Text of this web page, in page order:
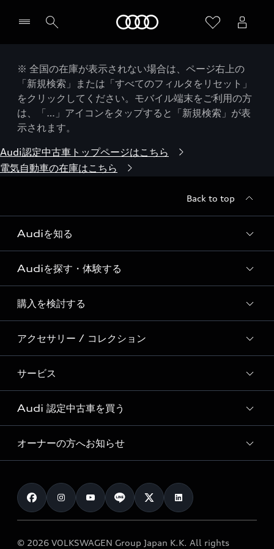
※ 全国の在庫が表示されない場合は、ページ右上の
「新規検索」または「すべてのフィルタをリセット」
をクリックしてください。モバイル端末をご利用の方
は、「…」アイコンをタップすると「新規検索」が表
示されます。
Audi認定中古車トップページはこちら
電気自動車の在庫はこちら
Back to top
Audiを知る
Audi ブランド
Story of Progress
Audi Sport
Formula 1®
デジタルサービス
Audiを探す・体験する
ディーラー検索
新車在庫検索
試乗車・展示車検索
見積り依頼
試乗予約
購入を検討する
モデル一覧
特別仕様モデル / 限定モデル
e-tronラインアップ
価格シミュレーション
車両比較
カタログ一覧
アクセサリー / コレクション
純正アクセサリー
オンラインショップ
Audi collection
アウディナビアプリ
サービス
サービス入庫予約
サービスプログラム
メンテナンス
車検 / 定期点検
e-tronアフターサポート
Audi 認定中古車を買う
Audi認定中古車
クオリティ
保証
メンテナンス
オーナーの方へお知らせ
お知らせ
オーナー様向けキャンペーン
© 2026 VOLKSWAGEN Group Japan K.K. All rights